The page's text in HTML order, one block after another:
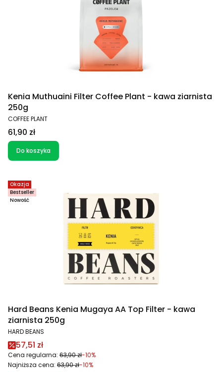
Kenia Muthuaini Filter Coffee Plant - kawa ziarnista
250g
PRODUCENT
COFFEE PLANT
Cena
61,90 zł
Do koszyka
Okazja
Bestseller
Nowość
Hard Beans Kenia Mugaya AA Top Filter - kawa
ziarnista 250g
PRODUCENT
HARD BEANS
Cena promocyjna
57,51 zł
Cena regularna: 63,90 zł-10%
Najniższa cena: 63,90 zł-10%